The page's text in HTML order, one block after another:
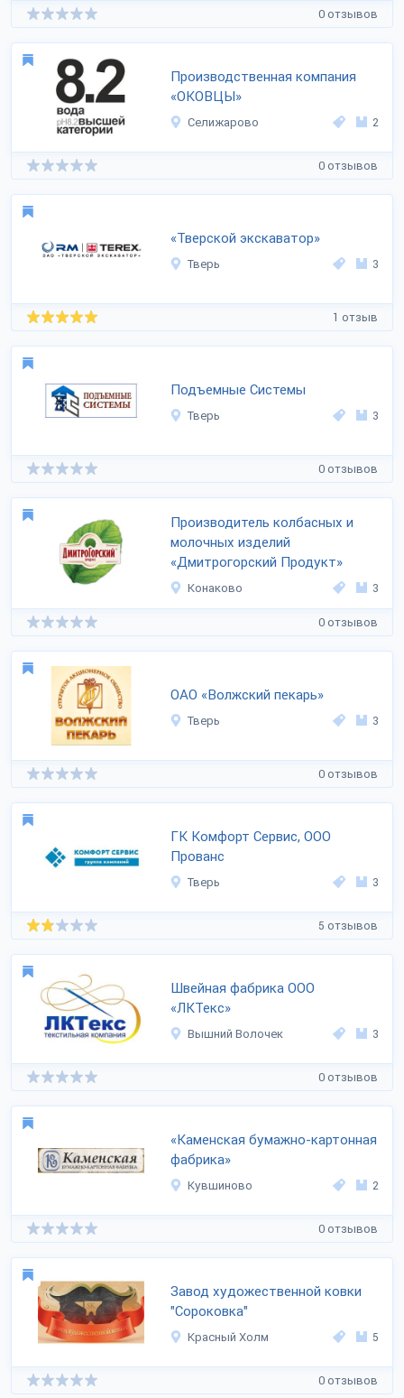
0 отзывов
Производственная компания
«ОКОВЦЫ»
Селижарово 2
0 отзывов
«Тверской экскаватор»
Тверь 3
1 отзыв
Подъемные Системы
Тверь 3
0 отзывов
Производитель колбасных и
молочных изделий
«Дмитрогорский Продукт»
Конаково 3
0 отзывов
ОАО «Волжский пекарь»
Тверь 3
0 отзывов
ГК Комфорт Сервис, ООО
Прованс
Тверь 3
5 отзывов
Швейная фабрика ООО
«ЛКТекс»
Вышний Волочек 3
0 отзывов
«Каменская бумажно-картонная
фабрика»
Кувшиново 2
0 отзывов
Завод художественной ковки
"Сороковка"
Красный Холм 5
0 отзывов